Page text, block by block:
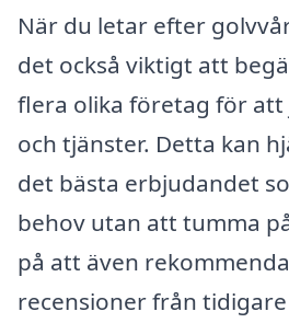
När du letar efter
det också viktigt att
flera olika företag för
och tjänster. Detta kan
det bästa erbjudandet
behov utan att tumma
på att även
recensioner från